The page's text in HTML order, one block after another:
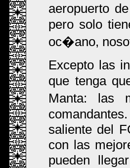
aeropuerto
pero solo
oc�ano,
Excepto las
que tenga
Manta: las
saliente del
con las
pueden